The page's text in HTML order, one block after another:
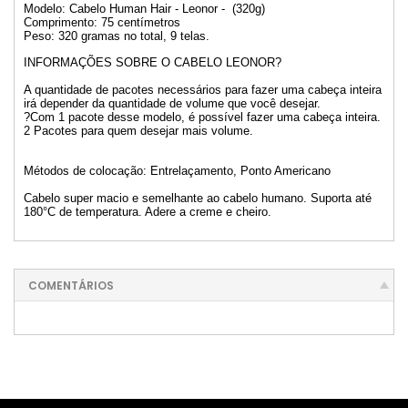
Modelo: Cabelo Human Hair - Leonor - (320g)
Comprimento: 75 centímetros
Peso: 320 gramas no total, 9 telas.
INFORMAÇÕES SOBRE O CABELO LEONOR?
A quantidade de pacotes necessários para fazer uma cabeça inteira
irá depender da quantidade de volume que você desejar.
?Com 1 pacote desse modelo, é possível fazer uma cabeça inteira.
2 Pacotes para quem desejar mais volume.
Métodos de colocação: Entrelaçamento, Ponto Americano
Cabelo super macio e semelhante ao cabelo humano. Suporta até
180°C de temperatura. Adere a creme e cheiro.
COMENTÁRIOS